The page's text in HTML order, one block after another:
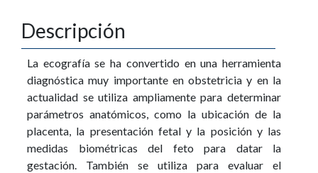
Descripción
La ecografía se ha convertido en una herramienta
diagnóstica muy importante en obstetricia y en la
actualidad se utiliza ampliamente para determinar
parámetros anatómicos, como la ubicación de la
placenta, la presentación fetal y la posición y las
medidas biométricas del feto para datar la
gestación. También se utiliza para evaluar el